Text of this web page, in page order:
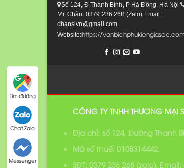
Số 124, Đ Thanh Bình, P Hà Đông, Hà Nội
Mr. Chân: 0379 236 268 (Zalo) Email:
chanslvn@gmail.com
Website:https://
CÔNG TY TNHH THƯƠNG MẠI
Địa chỉ: số 124, Đường Thanh
Mã số thuế: 0108314442.
SĐT: 0379 236 268 (zalo),
Tìm đường
Chat Zalo
Messenger